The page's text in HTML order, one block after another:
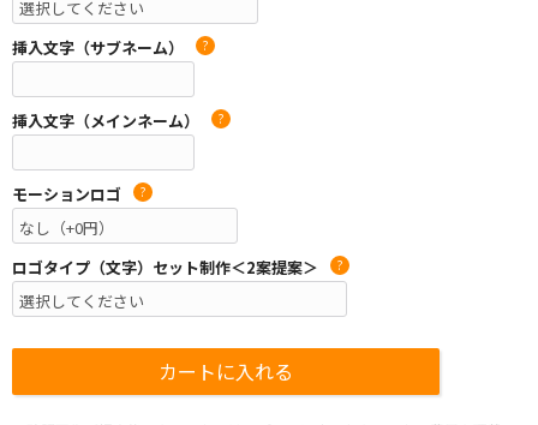
挿入文字（サブネーム） ?
挿入文字（メインネーム） ?
モーションロゴ ?
ロゴタイプ（文字）セット制作＜2案提案＞ ?